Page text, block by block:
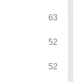
63
52
52